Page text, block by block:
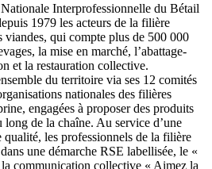
Interprofessionnelle du Bétail
1979 les acteurs de la filière
viandes, qui compte plus de 500 000
la mise en marché, l’abattage-
et la restauration collective.
du territoire via ses 12 comités
nationales des filières
engagées à proposer des produits
de la chaîne. Au service d’une
qualité, les professionnels de la filière
une démarche RSE labellisée, le «
communication collective « Aimez la